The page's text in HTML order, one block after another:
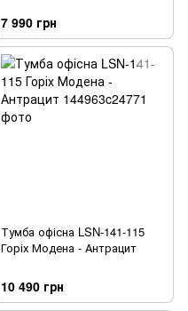
7 990 грн
Тумба офісна LSN-141-115
Горіх Модена - Антрацит
10 490 грн